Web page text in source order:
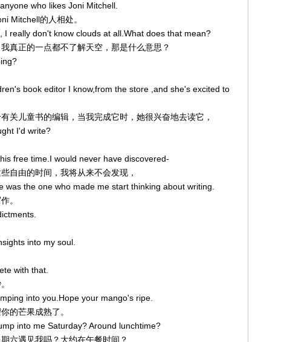
who likes Joni Mitchell.
Mitchell的人相处。
I really don't know clouds at all.What does that mean?
真正的一点都不了解天空，那是什么意思？
book editor I know,from the store ,and she's excited to
关儿童书的编辑，当我完成它时，她很兴奋地去读它，
I'd write?
free time.I would never have discovered-
自由的时间，我将从来不会发现，
was the one who made me start thinking about writing.
。
into my soul.
with that.
into you.Hope your mango's ripe.
的芒果成熟了。
into me Saturday? Around lunchtime?
六遇见我吗？大约在午餐时间？